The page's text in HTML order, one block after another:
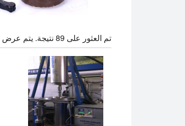
تم العثور على 89 نتيجة. يتم عرض النتائج من 1 إلى 12.